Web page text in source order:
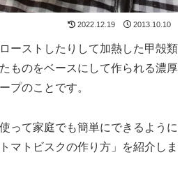
2022.12.19 2013.10.10
ーストしたりして加熱した甲殻類
ものをベースにして作られる濃厚
プのことです。
って家庭でも簡単にできるように
マトビスクの作り方」を紹介しま